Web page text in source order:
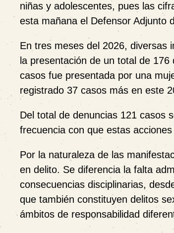
niñas y adolescentes, pues las
esta mañana el Defensor Adjunto
En tres meses del 2026, diversas
la presentación de un total de
casos fue presentada por una
registrado 37 casos más en este
Del total de denuncias 121 casos
frecuencia con que estas
Por la naturaleza de las
en delito. Se diferencia la falta
consecuencias disciplinarias,
que también constituyen delitos
ámbitos de responsabilidad